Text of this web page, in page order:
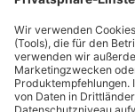
UVP424,83 €
303,49 €
inkl. MwSt zzgl. Versand *